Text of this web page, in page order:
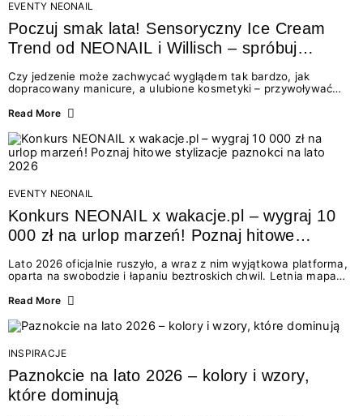
EVENTY NEONAIL
Poczuj smak lata! Sensoryczny Ice Cream
Trend od NEONAIL i Willisch – spróbuj
nowych lodów i odbierz prezent!
Czy jedzenie może zachwycać wyglądem tak bardzo, jak
dopracowany manicure, a ulubione kosmetyki – przywoływać
świata beauty i oszałamiających deserów to coś więcej niż
zmysłami: przez soczysty kolor, aksamitną teksturę,
orzeźwiający zapach i słodki akcent na podniebieniu. Tego lata
NEONAIL łączy siły z marką Willisch, tworząc unikalny projekt
na styku jedzenia i piękna....
Read More
EVENTY NEONAIL
Konkurs NEONAIL x wakacje.pl – wygraj 10
000 zł na urlop marzeń! Poznaj hitowe
Lato 2026 oficjalnie ruszyło, a wraz z nim wyjątkowa platforma,
oparta na swobodzie i łapaniu beztroskich chwil. Letnia mapa
doświadczenia wakacji – od spontanicznych wyjazdów, przez
Motywem przewodnim jest eksplorowanie i kolekcjonowanie
letnich momentów. Z tej okazji przygotowaliśmy coś absolutnie
wyjątkowego: wielki konkurs z wakacje.pl oraz dawkę
najgorętszych trendów w...
Read More
INSPIRACJE
Paznokcie na lato 2026 – kolory i wzory,
które dominują